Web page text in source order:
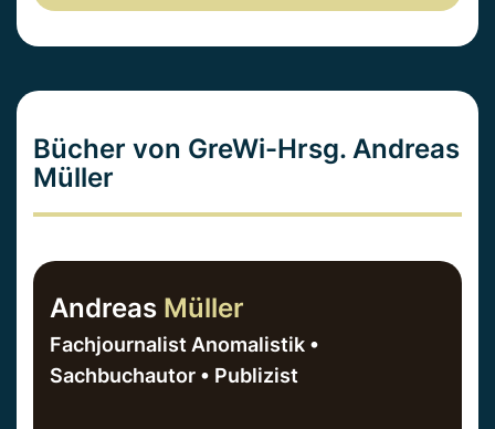
Bücher von GreWi-Hrsg. Andreas
Müller
Andreas Müller
Fachjournalist Anomalistik •
Sachbuchautor • Publizist